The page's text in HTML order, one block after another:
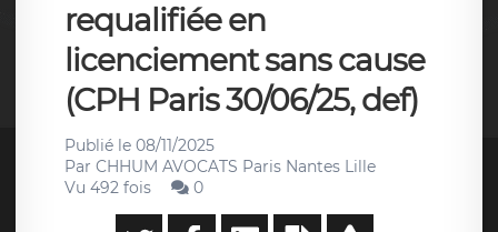
requalifiée en
licenciement sans cause
(CPH Paris 30/06/25, def)
Publié le 08/11/2025
Par CHHUM AVOCATS Paris Nantes Lille
Vu 492 fois
0